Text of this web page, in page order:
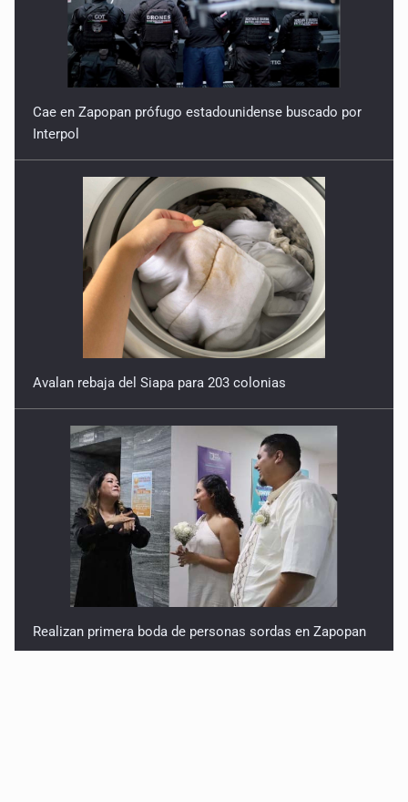
Cae en Zapopan prófugo estadounidense buscado por
Interpol
Avalan rebaja del Siapa para 203 colonias
Realizan primera boda de personas sordas en Zapopan